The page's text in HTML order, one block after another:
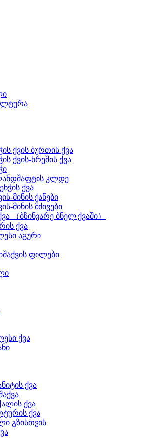
ქვის ბურთის ქვა
ქვის-ხრეშის ქვა
კლდე
ქვა
მინის ქანები
მინის მძივები
（ბზინვარე ბნელ ქვაში）
ქვა
აგური
ფილები
ქვა
ქვა
ქვა
ქვა
გზისთვის